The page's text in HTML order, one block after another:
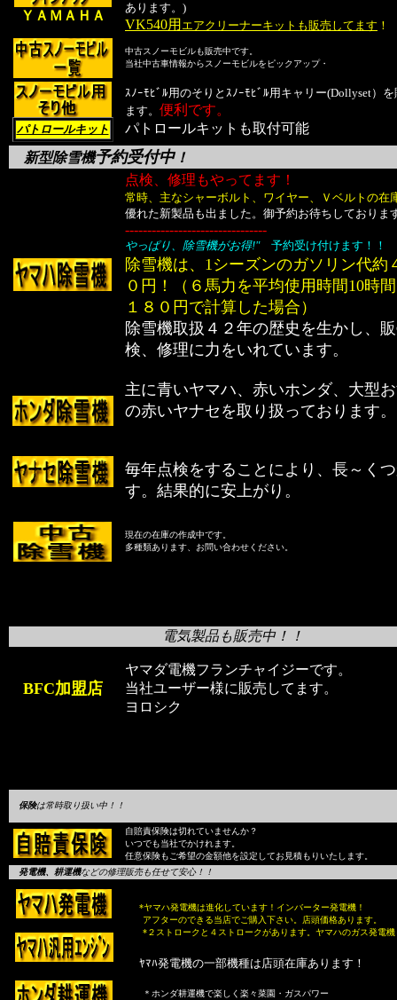
ＹＡＭＡＨＡ
あります。)
VK540用 エアクリーナーキットも販売してます ！
中古スノーモビルも販売中です。
当社中古車情報からスノーモビルをピックアップ・
パトロールキット
ｽﾉｰﾓﾋﾞﾙ用のそりとｽﾉｰﾓﾋﾞﾙ用キャリー(Dollyset）
ます。 便利です。
パトロールキットも取付可能
新型除雪機予約受付中！
点検、修理もやってます！
常時、主なシャーボルト、ワイヤー、Ｖベルトの在
優れた新製品も出ました。御予約お待ちしておりま
--------------------------------
やっぱり、除雪機がお得!"予約受け付けます！！
除雪機は、1シーズンのガソリン代約
０円！（６馬力を平均使用時間10時
１８０円で計算した場合）
除雪機取扱４２年の歴史を生かし、
検、修理に力をいれています。
主に青いヤマハ、赤いホンダ、大型
の赤いヤナセを取り扱っております
毎年点検をすることにより、長～く
す。結果的に安上がり。
現在の在庫の作成中です。
多種類あります、お問い合わせください。
電気製品も販売中！！
BFC加盟店
ヤマダ電機フランチャイジーです。
当社ユーザー様に販売してます。
ヨロシク
保険は常時取り扱い中！！
自賠責保険は切れていませんか？
いつでも当社でかけれます。
任意保険もご希望の金額他を設定してお見積もりいたします。
発電機、耕運機などの修理販売も任せて安心！！
*ヤマハ発電機は進化しています！インバーター発電機！
アフターのできる当店でご購入下さい。店頭価格あります。
*２ストロークと４ストロークがあります。ヤマハのガス発電機
ﾔﾏﾊ発電機の一部機種は店頭在庫あります！
＊ホンダ耕運機で楽しく楽々菜園・ガスパワー